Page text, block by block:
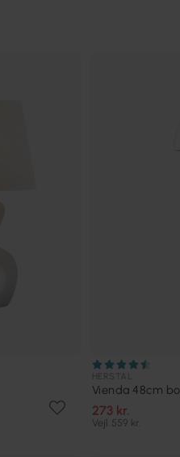
Vienda 48cm
273 kr.
Vejl. 559 kr.